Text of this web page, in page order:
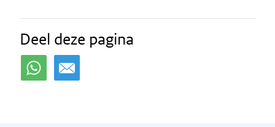
Deel deze pagina